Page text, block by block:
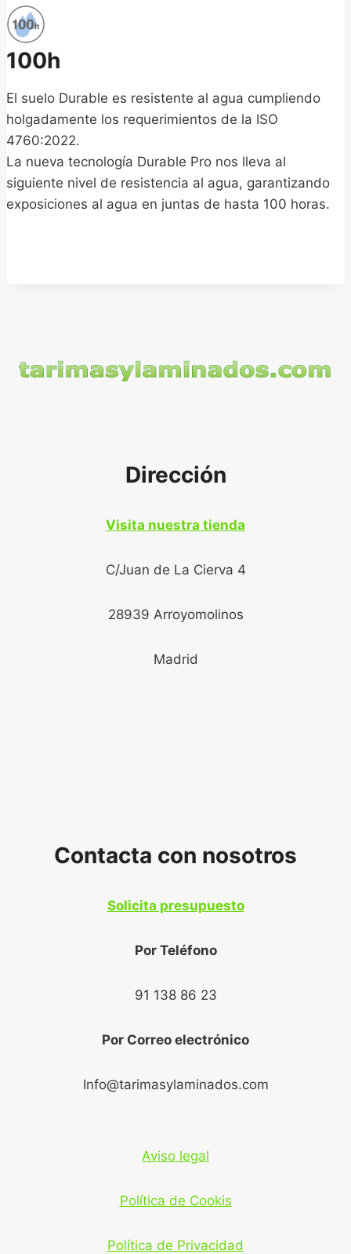
100h
El suelo Durable es resistente al agua cumpliendo
holgadamente los requerimientos de la ISO
4760:2022.
La nueva tecnología Durable Pro nos lleva al
siguiente nivel de resistencia al agua, garantizando
exposiciones al agua en juntas de hasta 100 horas.
Dirección
Visita nuestra tienda
C/Juan de La Cierva 4
28939 Arroyomolinos
Madrid
Contacta con nosotros
Solicita presupuesto
Por Teléfono
91 138 86 23
Por Correo electrónico
Info@tarimasylaminados.com
Aviso legal
Política de Cookis
Política de Privacidad